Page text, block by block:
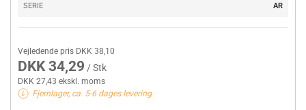
SERIE
AR
Vejledende pris DKK 38,10
DKK 34,29 / Stk
DKK 27,43 ekskl. moms
Fjernlager, ca. 5-6 dages levering